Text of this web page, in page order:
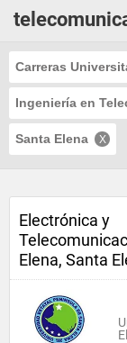
Carreras
Ingeniería en
Santa Elena
Electrónica y
Elena, Santa